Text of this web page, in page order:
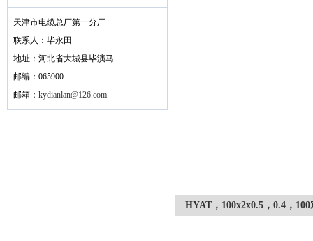
天津市电缆总厂第一分厂
联系人：毕永田
地址：河北省大城县毕演马
邮编：065900
邮箱： kydianlan@126.com
HYAT，100x2x0.5，0.4，